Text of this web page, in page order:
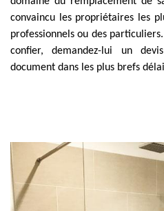
convaincu les propriétaires les
professionnels ou des
confier, demandez-lui un
document dans les plus brefs